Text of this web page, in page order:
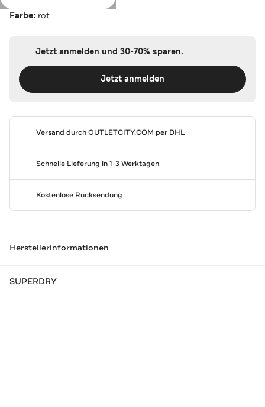
Farbe: rot
Jetzt anmelden und 30-70% sparen.
Jetzt anmelden
Versand durchOUTLETCITY.COM per DHL
Schnelle Lieferung in 1-3 Werktagen
Kostenlose Rücksendung
Herstellerinformationen
SUPERDRY